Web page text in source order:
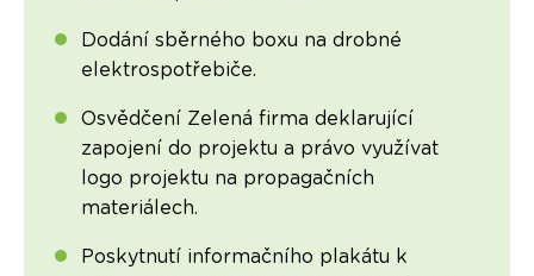
Dodání sběrného boxu na drobné
elektrospotřebiče.
Osvědčení Zelená firma deklarující
zapojení do projektu a právo využívat
logo projektu na propagačních
materiálech.
Poskytnutí informačního plakátu k